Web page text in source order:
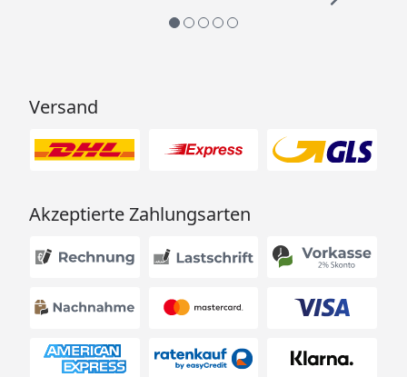
Versand
Akzeptierte Zahlungsarten